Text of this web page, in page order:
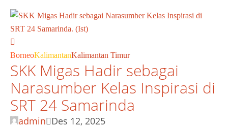
BorneoKalimantanKalimantan Timur
SKK Migas Hadir sebagai
Narasumber Kelas Inspirasi di
SRT 24 Samarinda
admin Des 12, 2025